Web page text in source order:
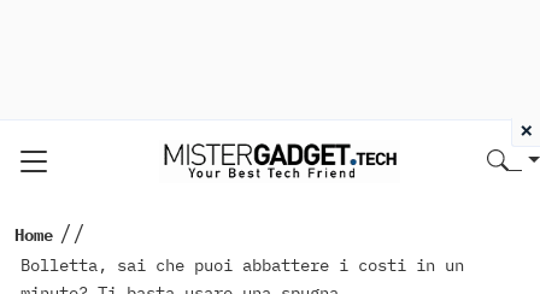
Home //
Bolletta, sai che puoi abbattere i costi in un
×